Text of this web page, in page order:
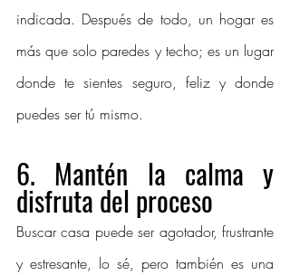
indicada. Después de todo, un hogar es
más que solo paredes y techo; es un lugar
donde te sientes seguro, feliz y donde
puedes ser tú mismo.
6. Mantén la calma y
disfruta del proceso
Buscar casa puede ser agotador, frustrante
y estresante, lo sé, pero también es una